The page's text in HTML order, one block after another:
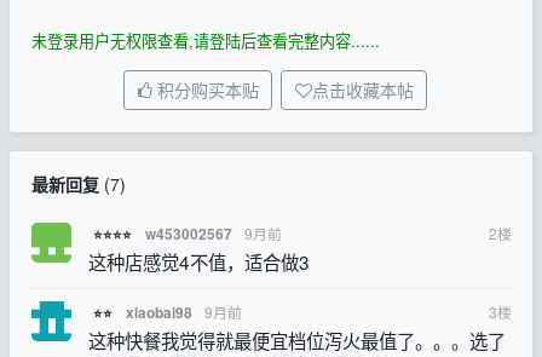
未登录用户无权限查看,请登陆后查看完整内容......
积分购买本贴 点击收藏本帖
最新回复(7)
⭐⭐⭐⭐ w453002567 9月前 2楼
这种店感觉4不值，适合做3
⭐⭐ xiaobai98 9月前 3楼
这种快餐我觉得就最便宜档位泻火最值了。。。选了